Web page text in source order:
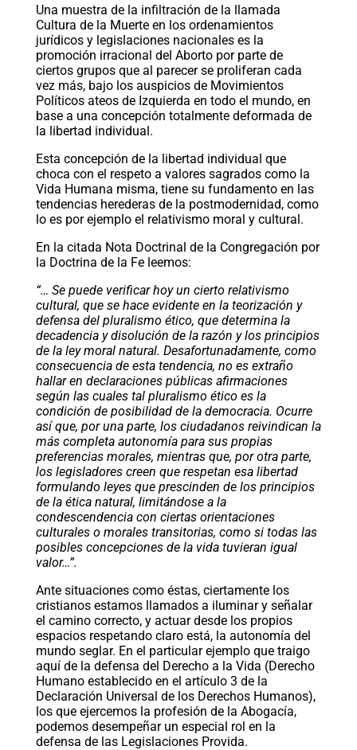
Una muestra de la infiltración de la llamada
Cultura de la Muerte en los ordenamientos
jurídicos y legislaciones nacionales es la
promoción irracional del Aborto por parte de
ciertos grupos que al parecer se proliferan cada
vez más, bajo los auspicios de Movimientos
Políticos ateos de Izquierda en todo el mundo, en
base a una concepción totalmente deformada de
la libertad individual.
Esta concepción de la libertad individual que
choca con el respeto a valores sagrados como la
Vida Humana misma, tiene su fundamento en las
tendencias herederas de la postmodernidad, como
lo es por ejemplo el relativismo moral y cultural.
En la citada Nota Doctrinal de la Congregación por
la Doctrina de la Fe leemos:
“… Se puede verificar hoy un cierto relativismo
cultural, que se hace evidente en la teorización y
defensa del pluralismo ético, que determina la
decadencia y disolución de la razón y los principios
de la ley moral natural. Desafortunadamente, como
consecuencia de esta tendencia, no es extraño
hallar en declaraciones públicas afirmaciones
según las cuales tal pluralismo ético es la
condición de posibilidad de la democracia. Ocurre
así que, por una parte, los ciudadanos reivindican la
más completa autonomía para sus propias
preferencias morales, mientras que, por otra parte,
los legisladores creen que respetan esa libertad
formulando leyes que prescinden de los principios
de la ética natural, limitándose a la
condescendencia con ciertas orientaciones
culturales o morales transitorias, como si todas las
posibles concepciones de la vida tuvieran igual
valor…”.
Ante situaciones como éstas, ciertamente los
cristianos estamos llamados a iluminar y señalar
el camino correcto, y actuar desde los propios
espacios respetando claro está, la autonomía del
mundo seglar. En el particular ejemplo que traigo
aquí de la defensa del Derecho a la Vida (Derecho
Humano establecido en el artículo 3 de la
Declaración Universal de los Derechos Humanos),
los que ejercemos la profesión de la Abogacía,
podemos desempeñar un especial rol en la
defensa de las Legislaciones Provida.